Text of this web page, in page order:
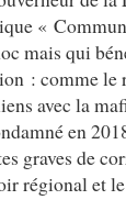
«
mais qui
: comme le
avec la
en
graves de
régional et